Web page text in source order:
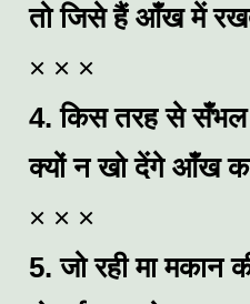
तो जिसे हैं आँख में
× × ×
4.किस तरह से
क्यों न खो देंगे आँख
× × ×
5.जो रही मा